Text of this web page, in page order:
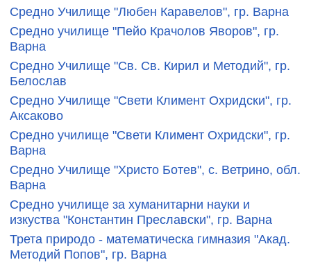
Средно Училище "Любен Каравелов", гр. Варна
Средно училище "Пейо Крачолов Яворов", гр.
Варна
Средно Училище "Св. Св. Кирил и Методий", гр.
Белослав
Средно Училище "Свети Климент Охридски", гр.
Аксаково
Средно училище "Свети Климент Охридски", гр.
Варна
Средно Училище "Христо Ботев", с. Ветрино, обл.
Варна
Средно училище за хуманитарни науки и
изкуства "Константин Преславски", гр. Варна
Трета природо - математическа гимназия "Акад.
Методий Попов", гр. Варна